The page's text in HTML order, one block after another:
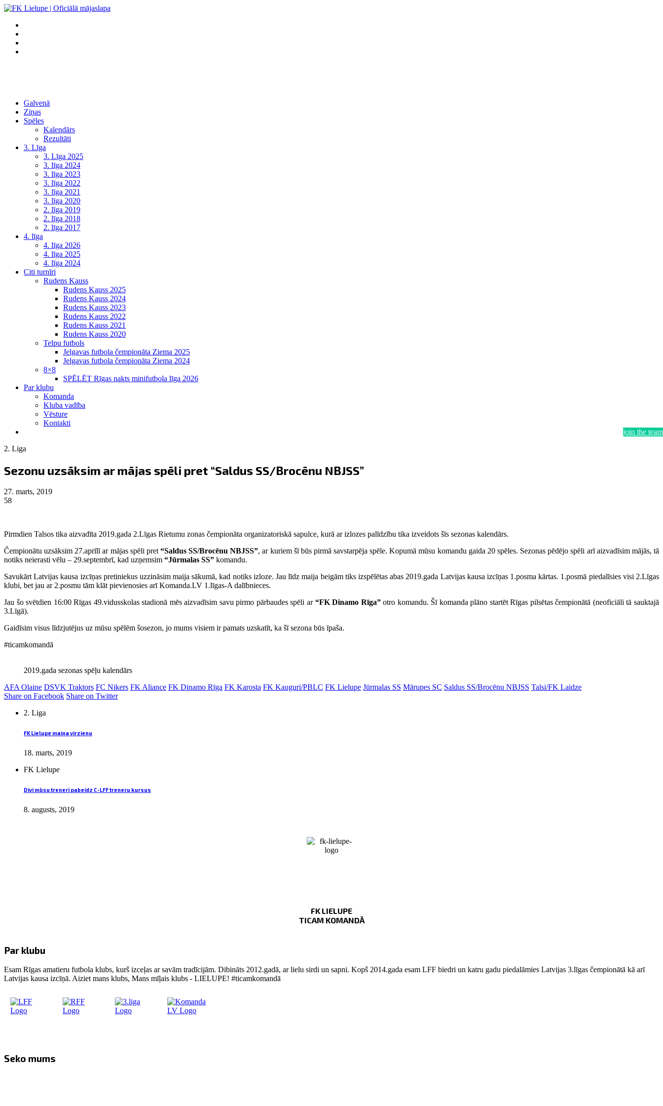
Galvenā
Ziņas
Spēles
Kalendārs
Rezultāti
3. Līga
3. Līga 2025
3. līga 2024
3. līga 2023
3. līga 2022
3. līga 2021
3. līga 2020
2. līga 2019
2. līga 2018
2. līga 2017
4. līga
4. līga 2026
4. līga 2025
4. līga 2024
Citi turnīri
Rudens Kauss
Rudens Kauss 2025
Rudens Kauss 2024
Rudens Kauss 2023
Rudens Kauss 2022
Rudens Kauss 2021
Rudens Kauss 2020
Telpu futbols
Jelgavas futbola čempionāta Ziema 2025
Jelgavas futbola čempionāta Ziema 2024
8×8
SPĒLĒT Rīgas nakts minifutbola līga 2026
Par klubu
Komanda
Kluba vadība
Vēsture
Kontakti
join the team
2. Liga
Sezonu uzsāksim ar mājas spēli pret “Saldus SS/Brocēnu NBJSS”
27. marts, 2019
58
Pirmdien Talsos tika aizvadīta 2019.gada 2.Līgas Rietumu zonas čempionāta organizatoriskā sapulce, kurā ar izlozes palīdzību tika izveidots šīs sezonas kalendārs.
Čempionātu uzsāksim 27.aprīlī ar mājas spēli pret “Saldus SS/Brocēnu NBJSS”, ar kuriem šī būs pirmā savstarpēja spēle. Kopumā mūsu komandu gaida 20 spēles. Sezonas pēdējo spēli arī aizvadīsim mājās, tā
notiks neierasti vēlu – 29.septembrī, kad uzņemsim “Jūrmalas SS” komandu.
Savukārt Latvijas kausa izcīņas pretiniekus uzzināsim maija sākumā, kad notiks izloze. Jau līdz maija beigām tiks izspēlētas abas 2019.gada Latvijas kausa izcīņas 1.posma kārtas. 1.posmā piedalīsies visi 2.Līgas
klubi, bet jau ar 2.posmu tām klāt pievienosies arī Komanda.LV 1.līgas-A dalībnieces.
Jau šo svētdien 16:00 Rīgas 49.vidusskolas stadionā mēs aizvadīsim savu pirmo pārbaudes spēli ar “FK Dinamo Rīga”otro komandu. Šī komanda plāno startēt Rīgas pilsētas čempionātā (neoficiāli tā sauktajā
3.Līgā).
Gaidīsim visus līdzjutējus uz mūsu spēlēm šosezon, jo mums visiem ir pamats uzskatīt, ka šī sezona būs īpaša.
#ticamkomandā
2019.gada sezonas spēļu kalendārs
AFA Olaine DSVK Traktors FC Nikers FK Aliance FK Dinamo Rīga FK Karosta FK Kauguri/PBLC FK Lielupe Jūrmalas SS Mārupes SC Saldus SS/Brocēnu NBJSS Talsi/FK Laidze
Share on Facebook Share on Twitter
2. Liga
FK Lielupe maina virzienu
18. marts, 2019
FK Lielupe
Divi mūsu treneri pabeidz C-LFF treneru kursus
8. augusts, 2019
FK LIELUPE
TICAM KOMANDĀ
Par klubu
Esam Rīgas amatieru futbola klubs, kurš izceļas ar savām tradīcijām. Dibināts 2012.gadā, ar lielu sirdi un sapni. Kopš 2014.gada esam LFF biedri un katru gadu piedalāmies Latvijas 3.līgas čempionātā kā arī
Latvijas kausa izcīņā. Aiziet mans klubs, Mans mīļais klubs - LIELUPE! #ticamkomandā
Seko mums